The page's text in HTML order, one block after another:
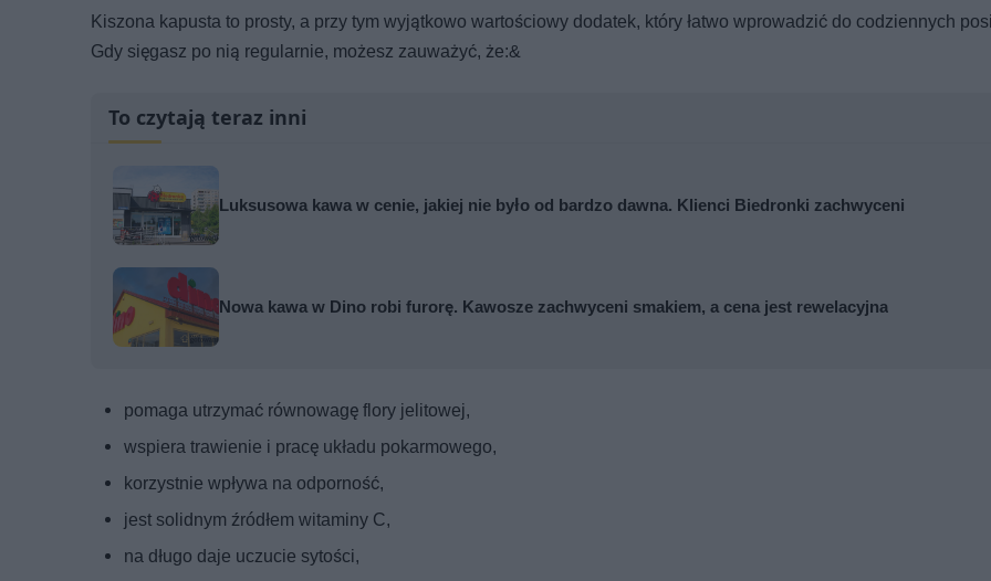
Kiszona kapusta to prosty, a przy tym wyjątkowo wartościowy dodatek, który łatwo wprowadzić do codziennych
Gdy sięgasz po nią regularnie, możesz zauważyć, że:&
To czytają teraz inni
Luksusowa kawa w cenie, jakiej nie było od bardzo dawna. Klienci Biedronki zachwyceni
Nowa kawa w Dino robi furorę. Kawosze zachwyceni smakiem, a cena jest rewelacyjna
pomaga utrzymać równowagę flory jelitowej,
wspiera trawienie i pracę układu pokarmowego,
korzystnie wpływa na odporność,
jest solidnym źródłem witaminy C,
na długo daje uczucie sytości,